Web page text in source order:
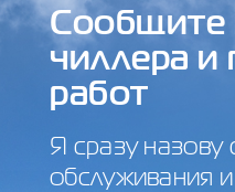
Сообщите
чиллера и
работ
Я сразу назову
обслуживания